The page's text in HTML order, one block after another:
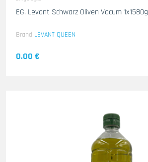
EG. Levant Schwarz Oliven Vacum 1x1580g
Brand LEVANT QUEEN
0.00 €